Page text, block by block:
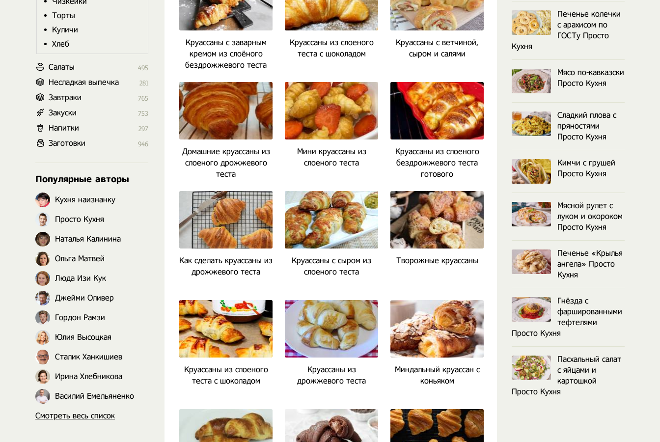
Круассаны с заварным
кремом из слоёного
бездрожжевого теста
Круассаны из слоеного
теста с шоколадом
Круассаны с ветчиной,
сыром и салями
Домашние круассаны из
слоеного дрожжевого
теста
Мини круассаны из
слоеного теста
Круассаны из слоеного
бездрожжевого теста
готового
Как сделать круассаны из
дрожжевого теста
Круассаны с сыром из
слоеного теста
Творожные круассаны
Круассаны из слоеного
теста с шоколадом
Круассаны из
дрожжевого теста
Миндальный круассан с
коньяком
Торты
Куличи
Хлеб
Салаты 495
Несладкая выпечка 281
Завтраки 765
Закуски 753
Напитки 297
Заготовки 946
Популярные авторы
Кухня наизнанку
Просто Кухня
Наталья Калинина
Ольга Матвей
Люда Изи Кук
Джейми Оливер
Гордон Рамзи
Юлия Высоцкая
Сталик Ханкишиев
Ирина Хлебникова
Василий Емельяненко
Смотреть весь список
Печенье колечки
с арахисом по
ГОСТу Просто
Кухня
Мясо по-кавказски
Просто Кухня
Сладкий плова с
пряностями
Просто Кухня
Кимчи с грушей
Просто Кухня
Мясной рулет с
луком и окороком
Просто Кухня
Печенье «Крылья
ангела» Просто
Кухня
Гнёзда с
фаршированными
тефтелями
Просто Кухня
Пасхальный салат
с яйцами и
картошкой
Просто Кухня